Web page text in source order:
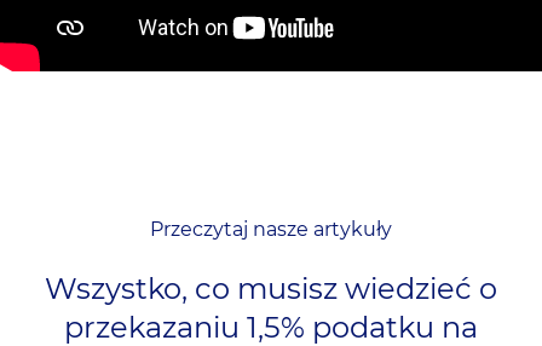
Przeczytaj nasze artykuły
Wszystko, co musisz wiedzieć o
przekazaniu 1,5% podatku na